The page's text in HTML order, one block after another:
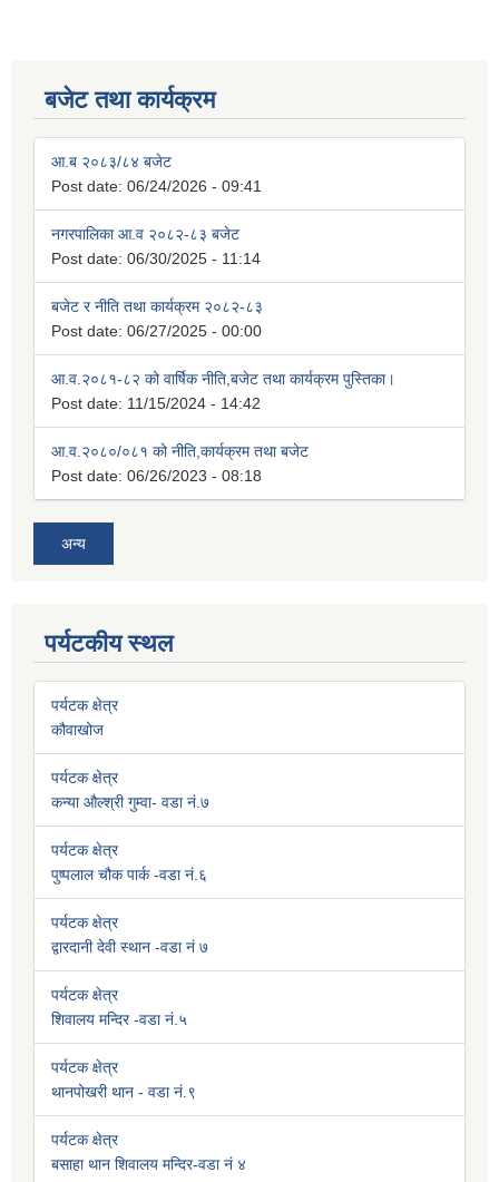
बजेट तथा कार्यक्रम
आ.ब २०८३/८४ बजेट
Post date: 06/24/2026 - 09:41
नगरपालिका आ.व २०८२-८३ बजेट
Post date: 06/30/2025 - 11:14
बजेट र नीति तथा कार्यक्रम २०८२-८३
Post date: 06/27/2025 - 00:00
आ.व.२०८१-८२ को वार्षिक नीति,बजेट तथा कार्यक्रम पुस्तिका।
Post date: 11/15/2024 - 14:42
आ.व.२०८०/०८१ को नीति,कार्यक्रम तथा बजेट
Post date: 06/26/2023 - 08:18
अन्य
पर्यटकीय स्थल
पर्यटक क्षेत्र
कौवाखोज
पर्यटक क्षेत्र
कन्या औल्श्री गुम्वा- वडा नं.७
पर्यटक क्षेत्र
पुष्पलाल चौक पार्क -वडा नं.६
पर्यटक क्षेत्र
द्वारदानी देवी स्थान -वडा नं ७
पर्यटक क्षेत्र
शिवालय मन्दिर -वडा नं.५
पर्यटक क्षेत्र
थानपोखरी थान - वडा नं.९
पर्यटक क्षेत्र
बसाहा थान शिवालय मन्दिर-वडा नं ४